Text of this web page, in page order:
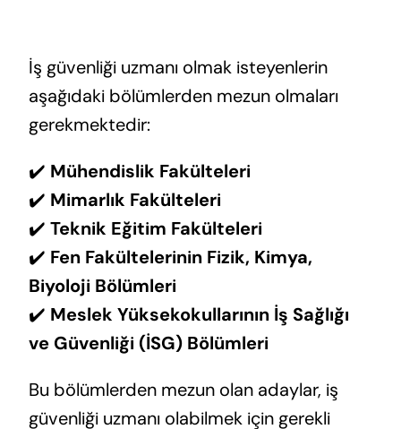
İş güvenliği uzmanı olmak isteyenlerin
aşağıdaki bölümlerden mezun olmaları
gerekmektedir:
✔️ Mühendislik Fakülteleri
✔️ Mimarlık Fakülteleri
✔️ Teknik Eğitim Fakülteleri
✔️ Fen Fakültelerinin Fizik, Kimya,
Biyoloji Bölümleri
✔️ Meslek Yüksekokullarının İş Sağlığı
ve Güvenliği (İSG) Bölümleri
Bu bölümlerden mezun olan adaylar, iş
güvenliği uzmanı olabilmek için gerekli